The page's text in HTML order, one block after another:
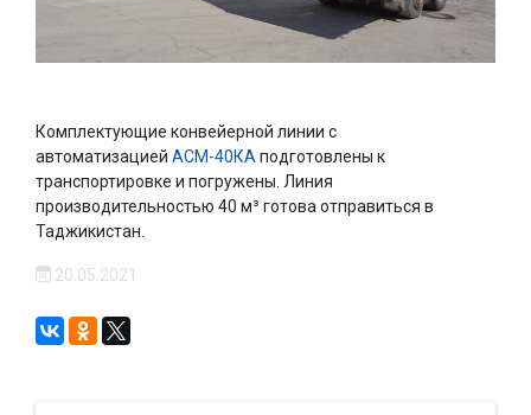
Комплектующие конвейерной линии с
автоматизацией АСМ-40КА подготовлены к
транспортировке и погружены. Линия
производительностью 40 м³ готова отправиться в
Таджикистан.
20.05.2021